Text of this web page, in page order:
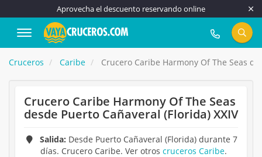
Aprovecha el descuento reservando online
917 815 555
Cruceros Caribe Crucero Caribe Harmony Of The Seas
Crucero Caribe Harmony Of The Seas
desde Puerto Cañaveral (Florida) XXIV
Salida: Desde Puerto Cañaveral (Florida) durante 7
días. Crucero Caribe. Ver otros cruceros Caribe.